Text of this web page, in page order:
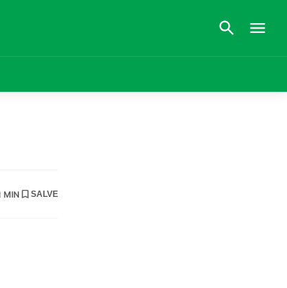
MIN SALVE